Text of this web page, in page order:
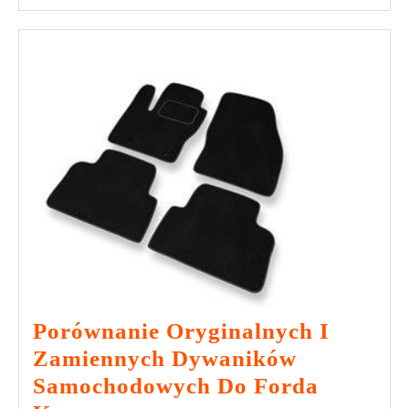
Porównanie Oryginalnych I
Zamiennych Dywaników
Samochodowych Do Forda